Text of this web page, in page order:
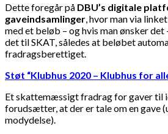
Dette foregår på DBU’s digitale
gaveindsamlinger, hvor man via
med et beløb – og hvis man ønsker
det til SKAT, således at beløbet
fradragsberettiget.
Støt “Klubhus 2020 – Klubhus for
Et skattemæssigt fradrag for gaver til
forudsætter, at der er tale om en gave
modydelse).